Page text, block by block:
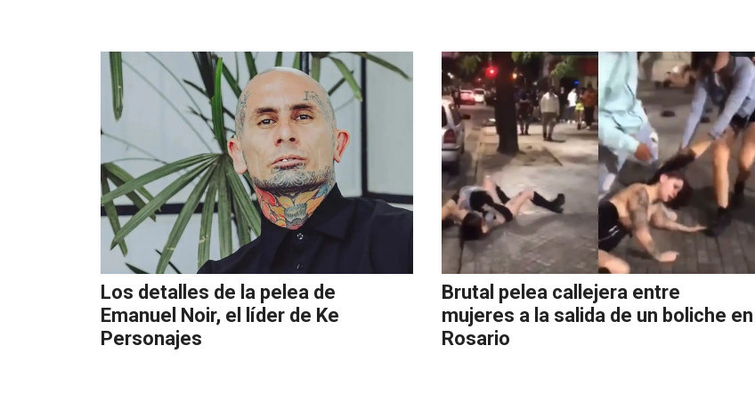
Los detalles de la pelea de
Emanuel Noir, el líder de Ke
Personajes
Brutal pelea callejera entre
mujeres a la salida de un boliche en
Rosario